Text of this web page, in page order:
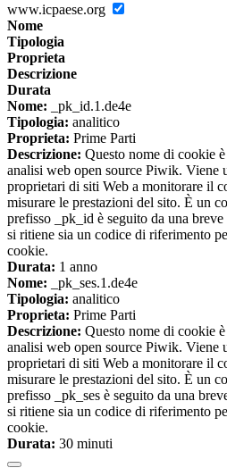
www.icpaese.org
Nome
Tipologia
Proprieta
Descrizione
Durata
Nome: _pk_id.1.de4e
Tipologia: analitico
Proprieta: Prime Parti
Descrizione: Questo nome di cookie
analisi web open source Piwik. Viene
proprietari di siti Web a monitorare il
misurare le prestazioni del sito. È un
prefisso _pk_id è seguito da una
si ritiene sia un codice di riferimento
cookie.
Durata: 1 anno
Nome: _pk_ses.1.de4e
Tipologia: analitico
Proprieta: Prime Parti
Descrizione: Questo nome di cookie
analisi web open source Piwik. Viene
proprietari di siti Web a monitorare il
misurare le prestazioni del sito. È un
prefisso _pk_ses è seguito da una
si ritiene sia un codice di riferimento
cookie.
Durata: 30 minuti